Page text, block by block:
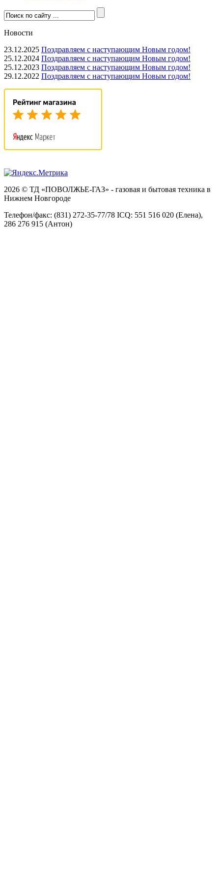
Новости
23.12.2025 Поздравляем с наступающим Новым годом!
25.12.2024 Поздравляем с наступающим Новым годом!
25.12.2023 Поздравляем с наступающим Новым годом!
29.12.2022 Поздравляем с наступающим Новым годом!
2026 © ТД «ПОВОЛЖЬЕ-ГАЗ» - газовая и бытовая техника в
Нижнем Новгороде
Телефон/факс: (831) 272-35-77/78 ICQ: 551 516 020 (Елена),
286 276 915 (Антон)